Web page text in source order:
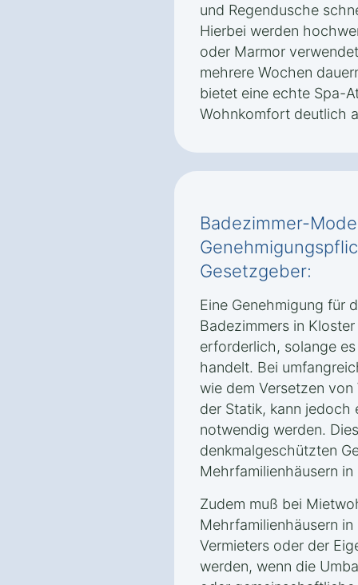
und Regendusche
Hierbei werden
oder Marmor
mehrere Wochen
bietet eine echte Spa-
Wohnkomfort deutlich
Badezimmer-
Gesetzgeber:
Eine Genehmigung für
Badezimmers in
erforderlich, solange
handelt. Bei
wie dem Versetzen
der Statik, kann jedoch
notwendig werden.
denkmalgeschützten
Mehrfamilienhäusern in
Zudem muß bei
Mehrfamilienhäusern
Vermieters oder der
werden, wenn die